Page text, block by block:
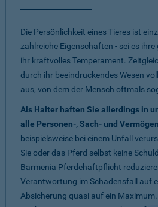
Die Persönlichkeit eines Tieres ist
zahlreiche Eigenschaften - sei es
ihr kraftvolles Temperament.
durch ihr beeindruckendes Wesen
aus, von dem der Mensch oftmals
Als Halter haften Sie allerdings in
alle Personen-, Sach- und
beispielsweise bei einem Unfall
Sie oder das Pferd selbst keine
Barmenia Pferdehaftpflicht
Verantwortung im Schadensfall auf
Absicherung quasi auf ein